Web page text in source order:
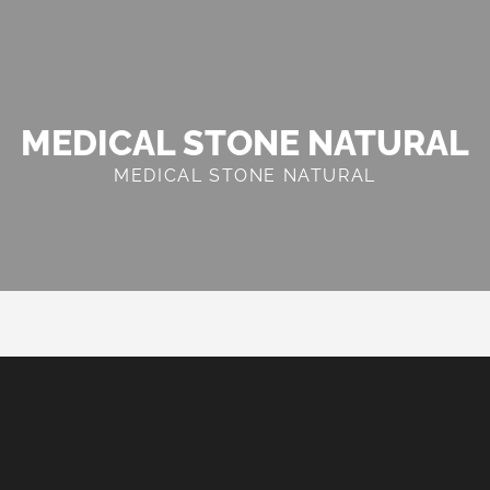
MEDICAL STONE NATURAL
MEDICAL STONE NATURAL